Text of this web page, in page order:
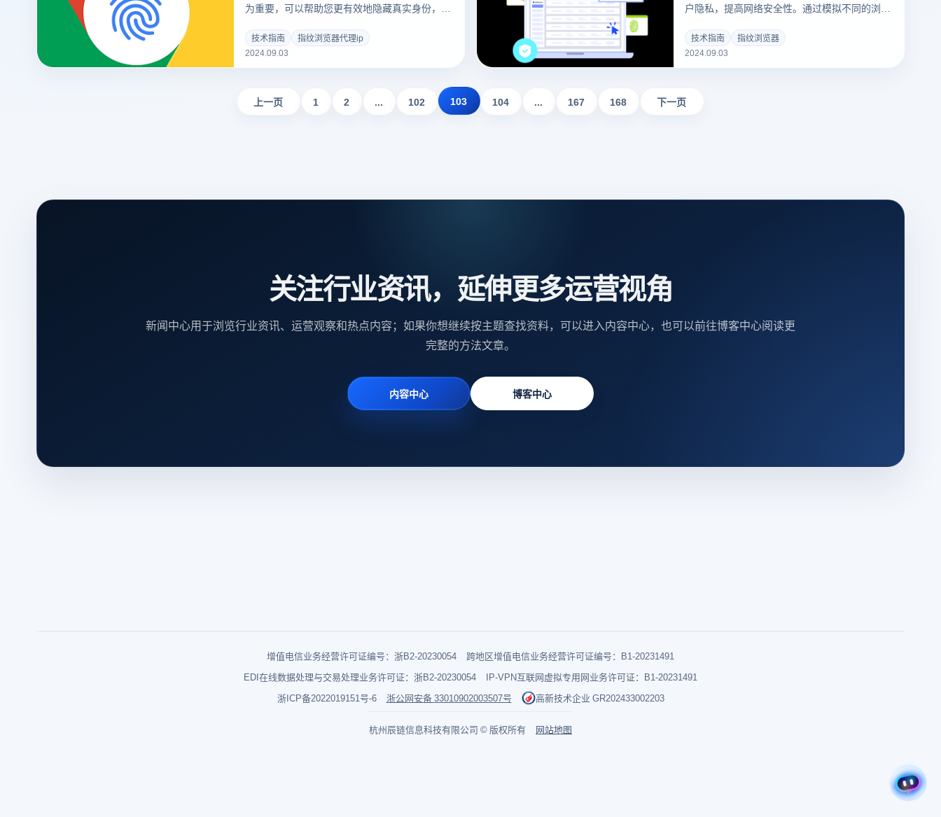
为重要，可以帮助您更有效地隐藏真实身份，增
的服务提供商，其中一些因其稳定性和隐私保护
功能而受到广泛推荐。本文将让你了解指纹浏览
器代理ip多少钱一个顺便介绍几家应用最广泛、
备受推崇的代理IP服务提供商，帮助您在使用指
纹浏览器时获得最佳体验。
技术指南
指纹浏览器代理ip
2024.09.03
户隐私，提高网络安全性。通过模拟不同的浏览
息，从而防止被网站跟踪和识别。指纹浏览器可
以提供额外的隐私保护层，无论是为了防止广告
技术指南
指纹浏览器
2024.09.03
上一页 1 2 ... 102 103 104 ... 167 168 下一页
关注行业资讯，延伸更多运营视角
新闻中心用于浏览行业资讯、运营观察和热点内容；如果你想继续按主题查找资料，可以进入内容中心，也可以前往博客中心阅读更
完整的方法文章。
内容中心 博客中心
增值电信业务经营许可证编号：浙B2-20230054
跨地区增值电信业务经营许可证编号：B1-20231491
EDI在线数据处理与交易处理业务许可证：浙B2-20230054
IP-VPN互联网虚拟专用网业务许可证：B1-20231491
浙ICP备2022019151号-6
浙公网安备 33010902003507号 高新技术企业 GR202433002203
杭州辰链信息科技有限公司 © 版权所有 网站地图